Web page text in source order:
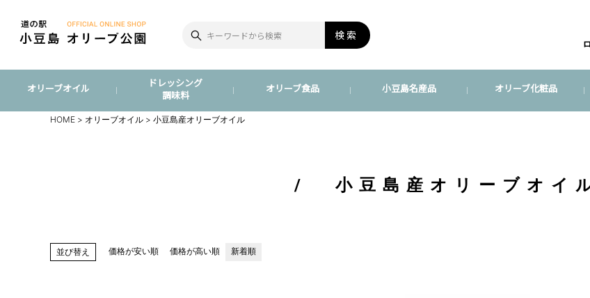
検索
オリーブオイル
ドレッシング
調味料
オリーブ食品 小豆島名産品 オリーブ化粧品
HOME オリーブオイル 小豆島産オリーブオイル
小豆島産オリーブオイ
並び替え 価格が安い順 価格が高い順 新着順